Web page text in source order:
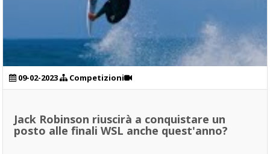
09-02-2023 Competizioni
Jack Robinson riuscirà a conquistare un
posto alle finali WSL anche quest'anno?